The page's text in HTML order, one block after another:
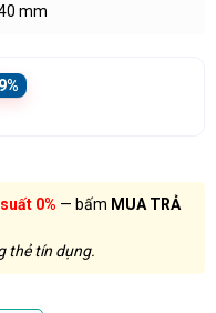
mm
0% — bấm MUA TRẢ
thẻ tín dụng.